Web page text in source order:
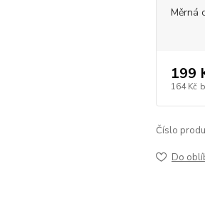
Měrná
199
164 Kč
Číslo
Do